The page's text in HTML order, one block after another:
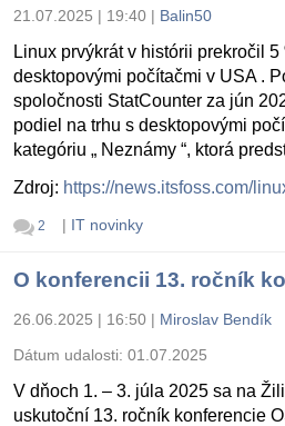
21.07.2025 | 19:40 | Balin50
Linux prvýkrát v histórii prekročil
desktopovými počítačmi v USA .
spoločnosti StatCounter za jún
podiel na trhu s desktopovými
kategóriu „ Neznámy “, ktorá
Zdroj: https://news.itsfoss.com/
2 | IT novinky
O konferencii 13. ročník
26.06.2025 | 16:50 | Miroslav Bendík
Dátum udalosti: 01.07.2025
V dňoch 1. – 3. júla 2025 sa na
uskutoční 13. ročník konferencie